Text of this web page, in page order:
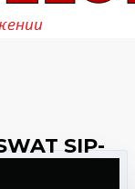
SIP-